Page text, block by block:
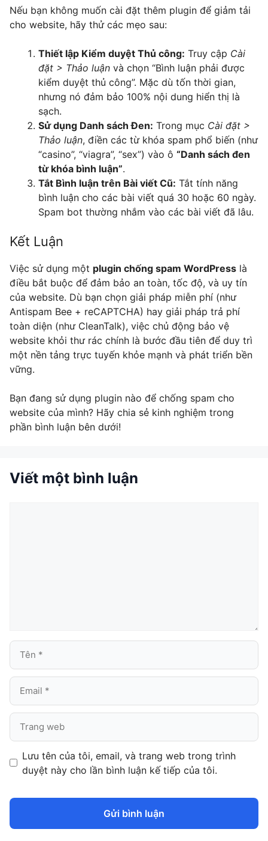
Nếu bạn không muốn cài đặt thêm plugin để giảm tải
cho website, hãy thử các mẹo sau:
Thiết lập Kiểm duyệt Thủ công: Truy cập Cài
đặt > Thảo luận và chọn “Bình luận phải được
kiểm duyệt thủ công”. Mặc dù tốn thời gian,
nhưng nó đảm bảo 100% nội dung hiển thị là
sạch.
Sử dụng Danh sách Đen: Trong mục Cài đặt >
Thảo luận, điền các từ khóa spam phổ biến (như
“casino”, “viagra”, “sex”) vào ô “Danh sách đen
từ khóa bình luận”.
Tắt Bình luận trên Bài viết Cũ: Tắt tính năng
bình luận cho các bài viết quá 30 hoặc 60 ngày.
Spam bot thường nhắm vào các bài viết đã lâu.
Kết Luận
Việc sử dụng một plugin chống spam WordPress là
điều bắt buộc để đảm bảo an toàn, tốc độ, và uy tín
của website. Dù bạn chọn giải pháp miễn phí (như
Antispam Bee + reCAPTCHA) hay giải pháp trả phí
toàn diện (như CleanTalk), việc chủ động bảo vệ
website khỏi thư rác chính là bước đầu tiên để duy trì
một nền tảng trực tuyến khỏe mạnh và phát triển bền
vững.
Bạn đang sử dụng plugin nào để chống spam cho
website của mình? Hãy chia sẻ kinh nghiệm trong
phần bình luận bên dưới!
Viết một bình luận
Tên
Email
Trang
web
Lưu tên của tôi, email, và trang web trong trình
duyệt này cho lần bình luận kế tiếp của tôi.